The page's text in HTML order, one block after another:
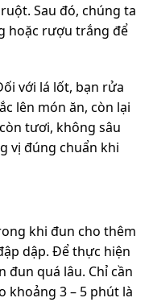
Sau đó, chúng ta
hoặc rượu trắng để
với lá lốt, bạn rửa
lên món ăn, còn lại
tươi, không sâu
vị đúng chuẩn khi
khi đun cho thêm
dập. Để thực hiện
đun quá lâu. Chỉ cần
khoảng 3 – 5 phút là